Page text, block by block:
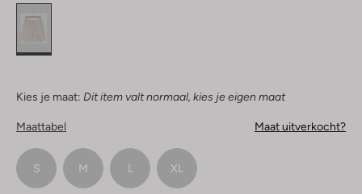
Kies je maat: Dit item valt normaal, kies je eigen maat
Maattabel Maat uitverkocht?
S M L XL